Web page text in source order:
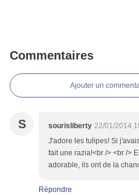
Commentaires
Ajouter un
S sourisliberty 22/01/2014
J'adore les tulipes! Si
fait une razia!<br /> <br />
adorable, ils ont de la
Répondre